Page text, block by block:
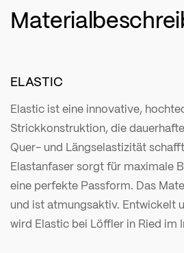
ELASTIC
Elastic ist eine innovative,
Strickkonstruktion, die
Quer- und Längselastizität
Elastanfaser sorgt für maximale
eine perfekte Passform. Das
und ist atmungsaktiv. Entwickelt
wird Elastic bei Löffler in Ried im